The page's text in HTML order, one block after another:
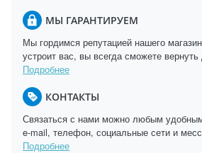
МЫ ГАРАНТИРУЕМ
Мы гордимся репутацией нашего
устроит вас, вы всегда сможете вернуть
Подробнее
КОНТАКТЫ
Связаться с нами можно любым
e-mail, телефон, социальные сети и
Подробнее